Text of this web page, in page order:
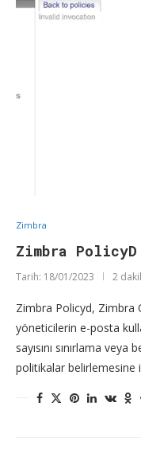
Zimbra
Zimbra
Tarih: 18/01/2023 2
Zimbra Policyd, Zimbra
yöneticilerin e-posta
sayısını sınırlama
politikalar belirlemesine